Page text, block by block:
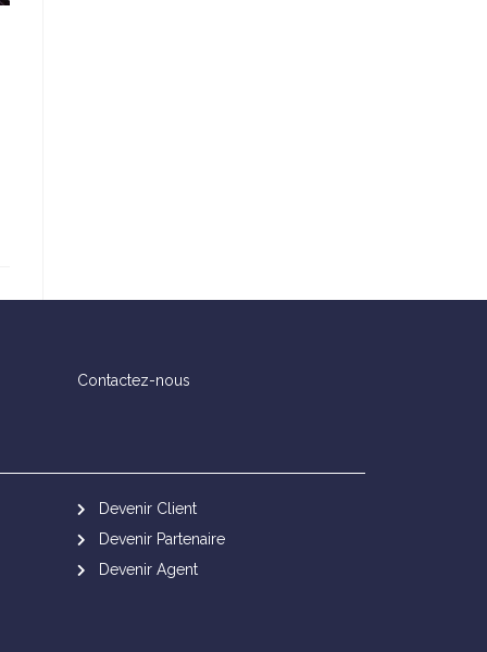
Contactez-nous
Devenir Client
Devenir Partenaire
Devenir Agent